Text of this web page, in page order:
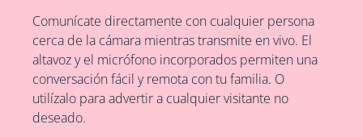
Comunícate directamente con cualquier persona
cerca de la cámara mientras transmite en vivo. El
altavoz y el micrófono incorporados permiten una
conversación fácil y remota con tu familia. O
utilízalo para advertir a cualquier visitante no
deseado.